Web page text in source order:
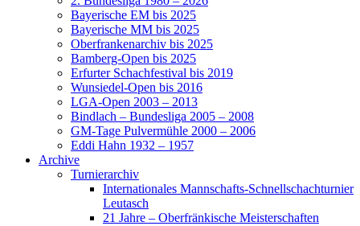
Bayerische EM bis 2025
Bayerische MM bis 2025
Oberfrankenarchiv bis 2025
Bamberg-Open bis 2025
Erfurter Schachfestival bis 2019
Wunsiedel-Open bis 2016
LGA-Open 2003 – 2013
Bindlach – Bundesliga 2005 – 2008
GM-Tage Pulvermühle 2000 – 2006
Eddi Hahn 1932 – 1957
Archive
Turnierarchiv
Internationales Mannschafts-Schnellschachturnier
Leutasch
21 Jahre – Oberfränkische Meisterschaften